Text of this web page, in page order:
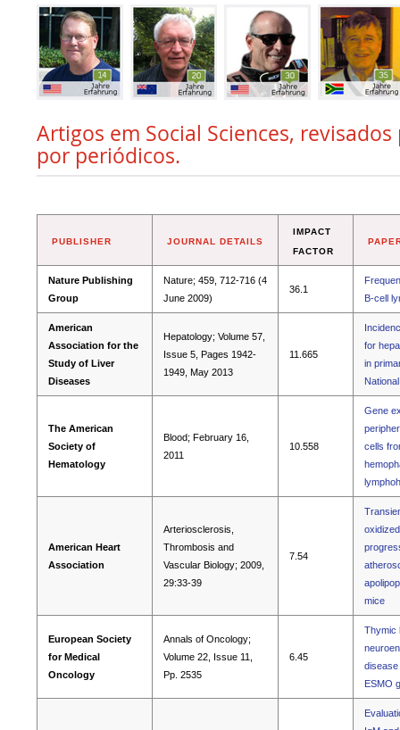
Artigos em Social Sciences,
por periódicos.
PUBLISHER JOURNAL DETAILS
IMPACT
FACTOR
Nature Publishing
Group
Nature; 459, 712-716 (4
June 2009)
36.1
B-cell
American
Association for the
Study of Liver
Diseases
Hepatology; Volume 57,
Issue 5, Pages 1942-
1949, May 2013
11.665
for
in
The American
Society of
Hematology
Blood; February 16,
2011
10.558
Gene
cells
American Heart
Association
Arteriosclerosis,
Thrombosis and
Vascular Biology; 2009,
29:33-39
7.54
mice
European Society
for Medical
Oncology
Annals of Oncology;
Volume 22, Issue 11,
Pp. 2535
6.45
Thymic
disease
ESMO